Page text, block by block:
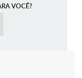
VOCÊ?